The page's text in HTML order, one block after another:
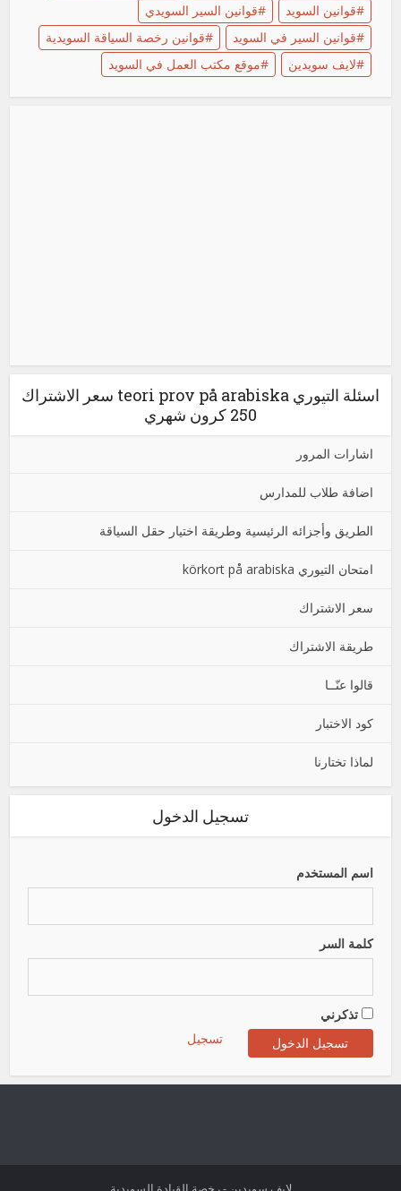
قوانين السويد
قوانين السير السويدي
قوانين السير في السويد
قوانين رخصة السياقة السويدية
لايف سويدين
موقع مكتب العمل في السويد
اسئلة التيوري teori prov på arabiska سعر الاشتراك
250 كرون شهري
اشارات المرور
اضافة طلاب للمدارس
الطريق وأجزائه الرئيسية وطريقة اختيار حقل السياقة
امتحان التيوري körkort på arabiska
سعر الاشتراك
طريقة الاشتراك
قالوا عنّــا
كود الاختبار
لماذا تختارنا
تسجيل الدخول
اسم المستخدم
كلمة السر
تذكرني
تسجيل